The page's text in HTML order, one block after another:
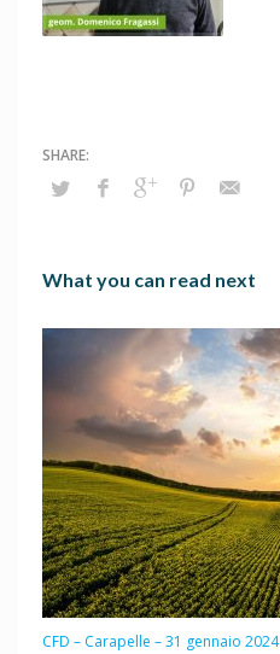
What you can read next
CFD – Carapelle – 31 gennaio 2024